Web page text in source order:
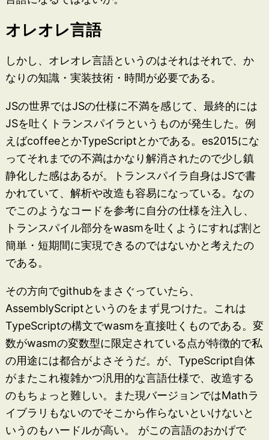
オレオレ言語
しかし、オレオレ言語というのはそれはそれで、か
なりの知識・実装技術・時間が必要である。
JSの世界ではJSの仕様に不満を感じて、最終的には
JSを吐くトランスパイラというものが発生した。例
えばcoffeeとかTypeScriptとかである。es2015にな
ってそれまでの不満はかなり解消されたので少し鎮
静化した感はあるが。トランスパイラ自身はJSで書
かれていて、解析や改造も容易になっている。なの
でこのようなコードを参考に自分の仕様を注入し、
トランスパイル部分をwasmを吐くようにすれば割と
簡単・短期間に実現できるのではないかと考えたの
である。
その方向でgithubをまさぐっていたら、
AssemblyScriptというのをまず見つけた。これは
TypeScriptの構文でwasmを直接吐くものである。変
数がwasmの変数型に限定されている点が特徴的で私
の用途には都合がよさそうだ。が、TypeScript自体
がまたこれ複雑かつ汎用的な言語仕様で、改造する
のもちょっと難しい。また現バージョンではMathラ
イブラリもないのでそこから作らないといけないと
いうのもハードルが高い。 がこの言語のおかげで